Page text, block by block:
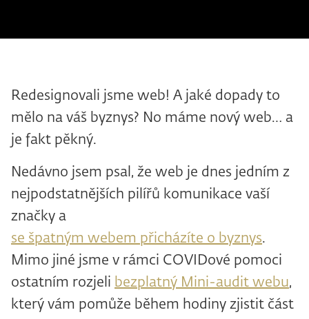
Redesignovali jsme web! A jaké dopady to
mělo na váš byznys? No máme nový web… a
je fakt pěkný.
Nedávno jsem psal, že web je dnes jedním z
nejpodstatnějších pilířů komunikace vaší
značky a
se špatným webem přicházíte o byznys.
Mimo jiné jsme v rámci COVIDové pomoci
ostatním rozjeli bezplatný Mini-audit webu,
který vám pomůže během hodiny zjistit část